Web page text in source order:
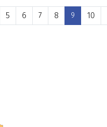
5 6 7 8 9 10